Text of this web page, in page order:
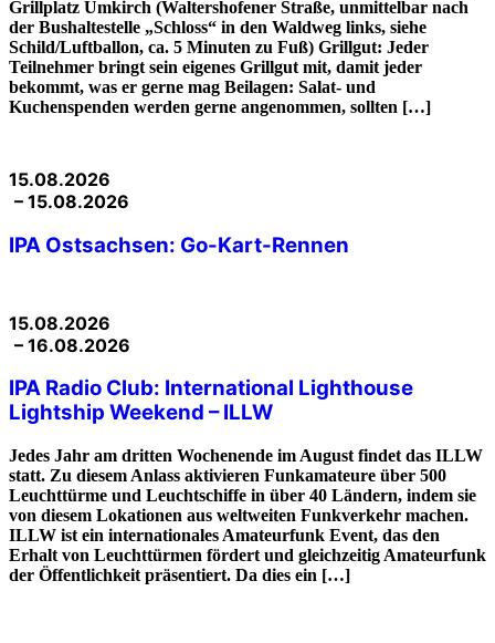
Grillplatz Umkirch (Waltershofener Straße, unmittelbar nach
der Bushaltestelle „Schloss“ in den Waldweg links, siehe
Schild/Luftballon, ca. 5 Minuten zu Fuß) Grillgut: Jeder
Teilnehmer bringt sein eigenes Grillgut mit, damit jeder
bekommt, was er gerne mag Beilagen: Salat- und
Kuchenspenden werden gerne angenommen, sollten […]
15.08.2026
– 15.08.2026
IPA Ostsachsen: Go-Kart-Rennen
15.08.2026
– 16.08.2026
IPA Radio Club: International Lighthouse
Lightship Weekend – ILLW
Jedes Jahr am dritten Wochenende im August findet das ILLW
statt. Zu diesem Anlass aktivieren Funkamateure über 500
Leuchttürme und Leuchtschiffe in über 40 Ländern, indem sie
von diesem Lokationen aus weltweiten Funkverkehr machen.
ILLW ist ein internationales Amateurfunk Event, das den
Erhalt von Leuchttürmen fördert und gleichzeitig Amateurfunk
der Öffentlichkeit präsentiert. Da dies ein […]